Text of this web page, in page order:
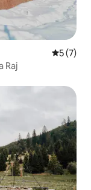
5 (7)
Raj